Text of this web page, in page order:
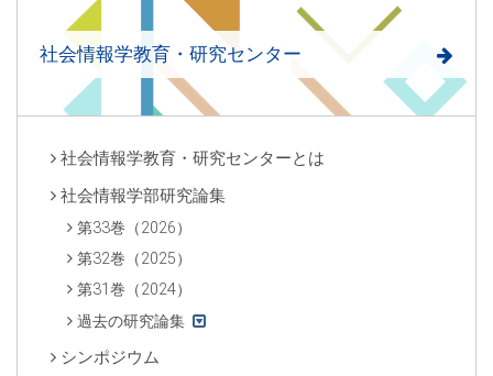
社会情報学教育・研究センター
社会情報学教育・研究センターとは
社会情報学部研究論集
第33巻（2026）
第32巻（2025）
第31巻（2024）
過去の研究論集
シンポジウム